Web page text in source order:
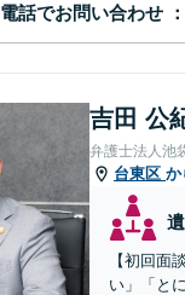
電話でお問い合わせ
吉田 公
弁護士法人池
台東区 か
【初回面
い」「と